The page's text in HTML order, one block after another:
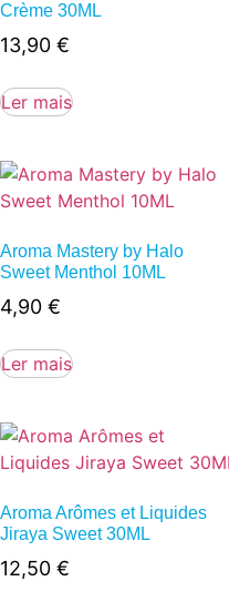
Crème 30ML
13,90 €
Ler mais
Aroma Mastery by Halo
Sweet Menthol 10ML
4,90 €
Ler mais
Aroma Arômes et Liquides
Jiraya Sweet 30ML
12,50 €